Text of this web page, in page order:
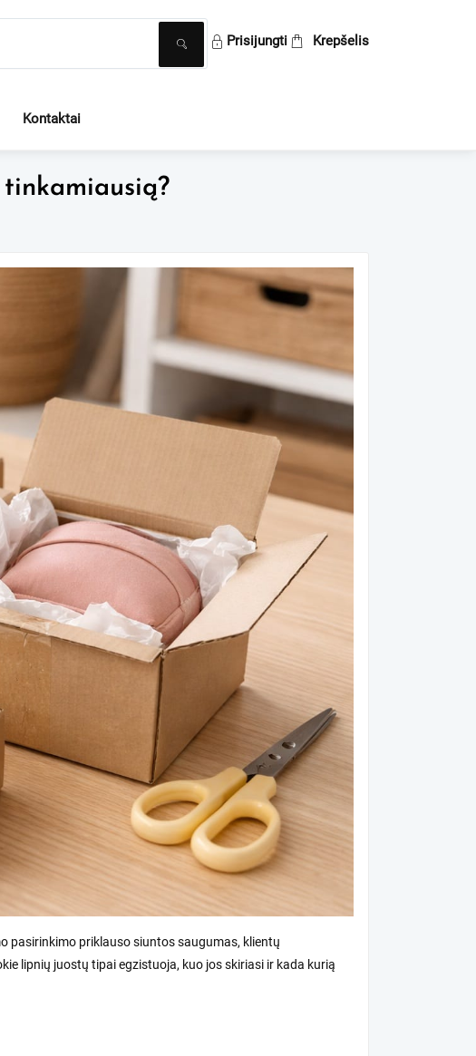
Kontaktai
pasirinkimo priklauso siuntos saugumas, klientų
lipnių juostų tipai egzistuoja, kuo jos skiriasi ir kada kurią